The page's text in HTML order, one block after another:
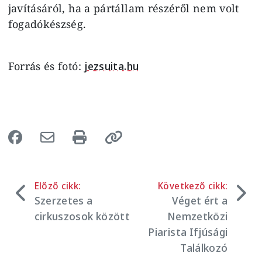
javításáról, ha a pártállam részéről nem volt
fogadókészség.
Forrás és fotó: jezsuita.hu
Előző cikk:
Szerzetes a
cirkuszosok között
Következő cikk:
Véget ért a
Nemzetközi
Piarista Ifjúsági
Találkozó